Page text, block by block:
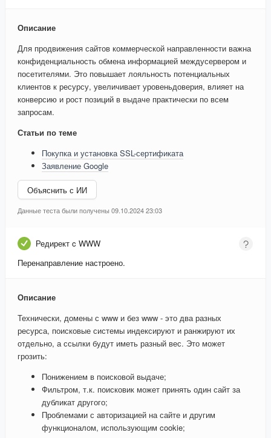
Описание
Для продвижения сайтов коммерческой направленности важна
конфиденциальность обмена информацией междусервером и
посетителями. Это повышает лояльность потенциальных
клиентов к ресурсу, увеличивает уровеньдоверия, влияет на
конверсию и рост позиций в выдаче практически по всем
запросам.
Статьи по теме
Покупка и установка SSL-сертификата
Заявление Google
Объяснить с ИИ
Данные теста были получены 09.10.2024 23:03
Редирект c WWW
Перенаправление настроено.
Описание
Технически, домены с www и без www - это два разных
ресурса, поисковые системы индексируют и ранжируют их
отдельно, а ссылки будут иметь разный вес. Это может
грозить:
Понижением в поисковой выдаче;
Фильтром, т.к. поисковик может принять один сайт за
дубликат другого;
Проблемами с авторизацией на сайте и другим
функционалом, использующим cookie;